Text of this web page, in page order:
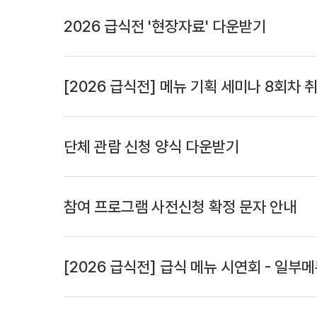
2026 급식전 '현장자료' 다운받기
[2026 급식전] 메뉴 기획 세미나 8회차
단체 관람 신청 양식 다운받기
참여 프로그램 사전신청 확정 문자 안내
[2026 급식전] 급식 메뉴 시연회 - 일부메